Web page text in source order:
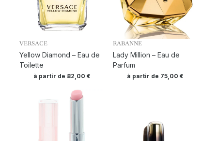
VERSACE
Yellow Diamond – Eau de
Toilette
à partir de 82,00 €
RABANNE
Lady Million – Eau de
Parfum
à partir de 75,00 €